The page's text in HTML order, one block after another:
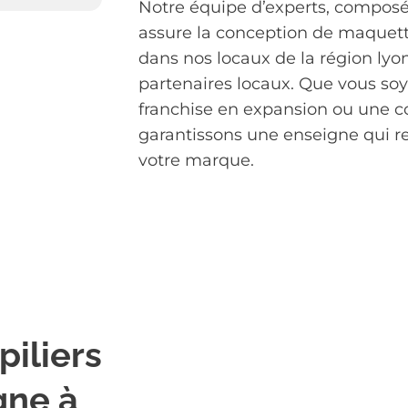
Notre équipe d’experts,
assure la conception de
dans nos locaux de la région
partenaires locaux. Que vous
franchise en expansion ou une
garantissons une enseigne qui
votre marque.
à